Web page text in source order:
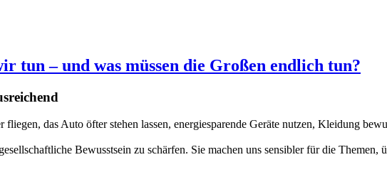
tun – und was müssen die Großen endlich tun?
das Auto öfter stehen lassen, energiesparende Geräte nutzen, Kleidung
Bewusstsein zu schärfen. Sie machen uns sensibler für die Themen,